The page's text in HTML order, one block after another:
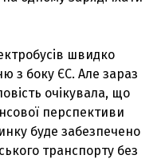
швидко
з боку ЄС. Але зараз
очікувала, що
перспективи
буде забезпечено
транспорту без